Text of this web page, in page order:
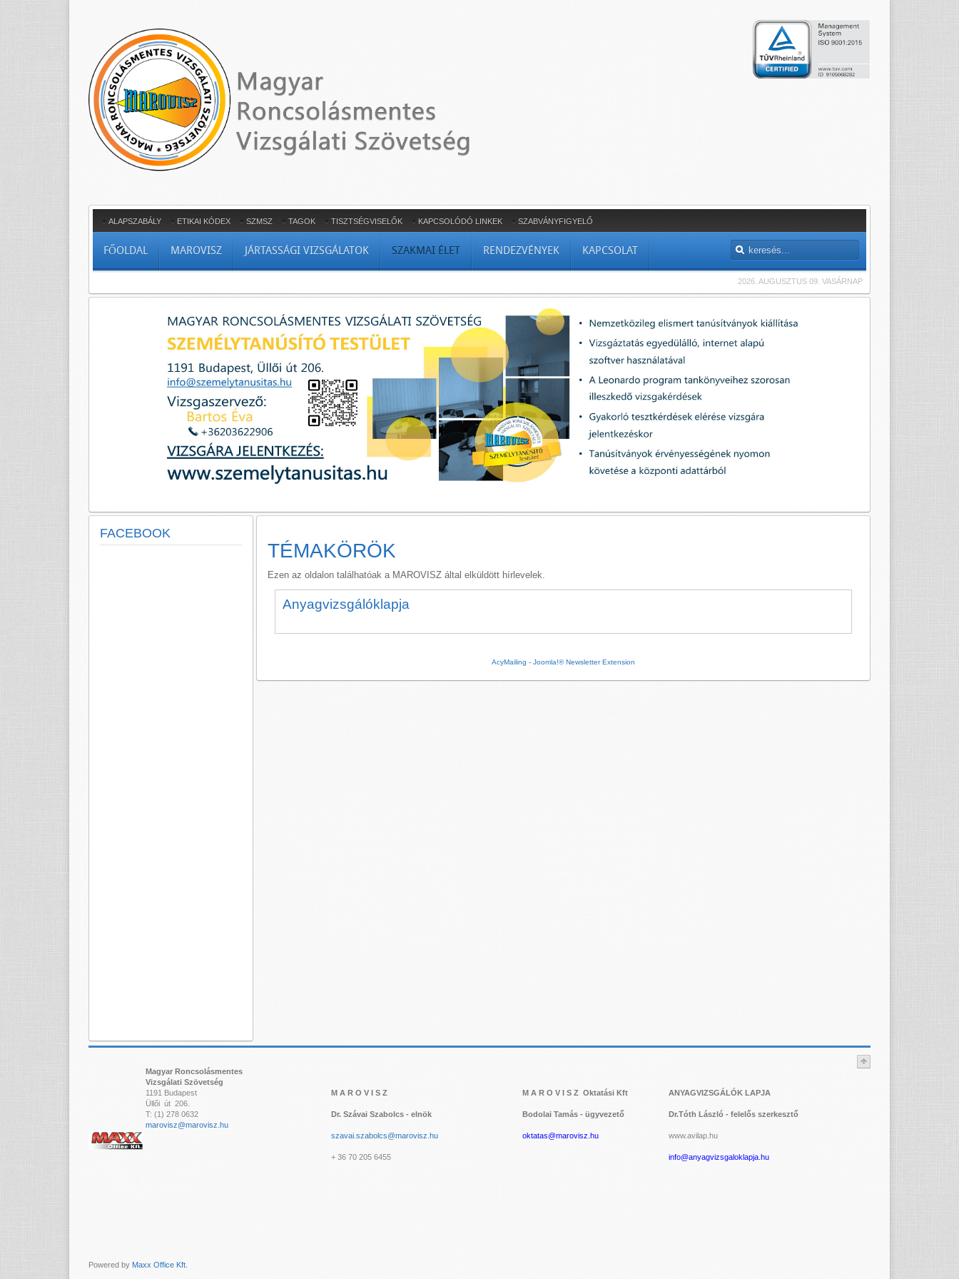
ALAPSZABÁLY ETIKAI KÓDEX SZMSZ TAGOK TISZTSÉGVISELŐK KAPCSOLÓDÓ LINKEK SZABVÁNYFIGYELŐ
FŐOLDAL MAROVISZ JÁRTASSÁGI VIZSGÁLATOK SZAKMAI ÉLET RENDEZVÉNYEK KAPCSOLAT
2026. AUGUSZTUS 09. VASÁRNAP
TÉMAKÖRÖK
Ezen az oldalon találhatóak a MAROVISZ által elküldött hírlevelek.
Anyagvizsgálóklapja
AcyMailing - Joomla!® Newsletter Extension
FACEBOOK
Magyar Roncsolásmentes
Vizsgálati Szövetség
1191 Budapest
Üllői út 206.
T: (1) 278 0632
marovisz@marovisz.hu
M A R O V I S Z
Dr. Szávai Szabolcs - elnök
szavai.szabolcs@marovisz.hu
+ 36 70 205 6455
M A R O V I S Z Oktatási Kft
Bodolai Tamás - ügyvezető
oktatas@marovisz.hu
ANYAGVIZSGÁLÓK LAPJA
Dr.Tóth László - felelős szerkesztő
www.avilap.hu
info@anyagvizsgaloklapja.hu
Powered by Maxx Office Kft.